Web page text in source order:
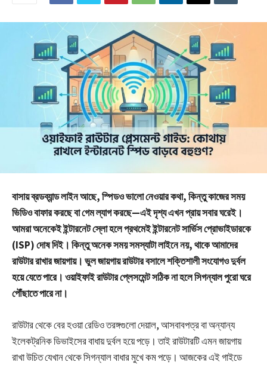
বাসায় ব্রডব্যান্ড লাইন আছে, স্পিডও ভালো নেওয়ার কথা, কিন্তু কাজের সময়
ভিডিও বাফার করছে বা গেম ল্যাগ করছে—এই দৃশ্য এখন প্রায় সবার ঘরেই।
আমরা অনেকেই ইন্টারনেট স্লো হলে প্রথমেই ইন্টারনেট সার্ভিস প্রোভাইডারকে
(ISP) দোষ দিই। কিন্তু অনেক সময় সমস্যাটা লাইনে নয়, থাকে আমাদের
রাউটার রাখার জায়গায়। ভুল জায়গায় রাউটার বসালে শক্তিশালী সংযোগও দুর্বল
হয়ে যেতে পারে। ওয়াইফাই রাউটার প্লেসমেন্ট সঠিক না হলে সিগন্যাল পুরো ঘরে
পৌঁছাতে পারে না।
রাউটার থেকে বের হওয়া রেডিও তরঙ্গগুলো দেয়াল, আসবাবপত্র বা অন্যান্য
ইলেকট্রনিক ডিভাইসের বাধায় দুর্বল হয়ে পড়ে। তাই রাউটারটি এমন জায়গায়
রাখা উচিত যেখান থেকে সিগন্যাল বাধার মুখে কম পড়ে। আজকের এই গাইডে